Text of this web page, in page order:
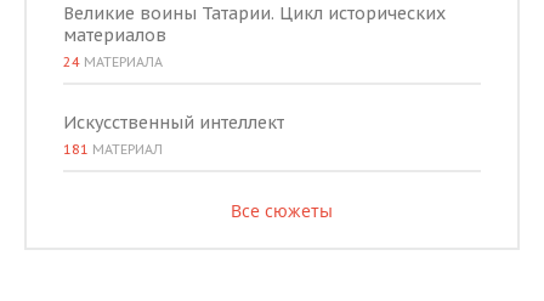
Великие воины Татарии. Цикл исторических
материалов
24 МАТЕРИАЛА
Искусственный интеллект
181 МАТЕРИАЛ
Все сюжеты